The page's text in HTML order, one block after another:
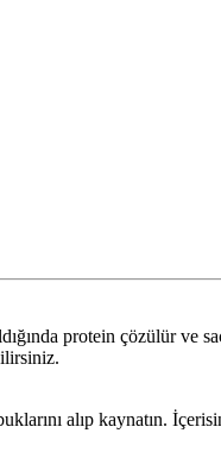
protein çözülür ve
alıp kaynatın.